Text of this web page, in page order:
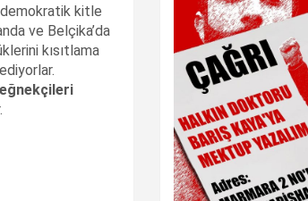
demokratik kitle
ve Belçika’da
kısıtlama